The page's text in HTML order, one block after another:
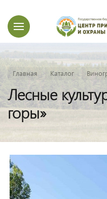
Главная Каталог
Лесные
горы»